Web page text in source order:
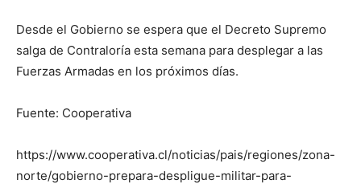
Desde el Gobierno se espera que el Decreto Supremo
salga de Contraloría esta semana para desplegar a las
Fuerzas Armadas en los próximos días.
Fuente: Cooperativa
https://www.cooperativa.cl/noticias/pais/regiones/zona-
norte/gobierno-prepara-despligue-militar-para-